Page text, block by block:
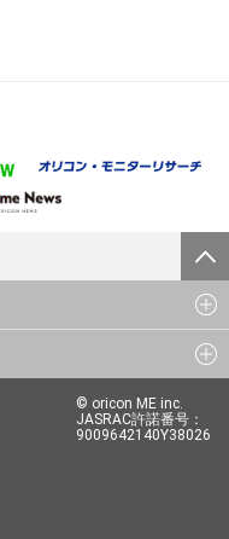
© oricon ME inc.
JASRAC許諾番号：
9009642140Y38026